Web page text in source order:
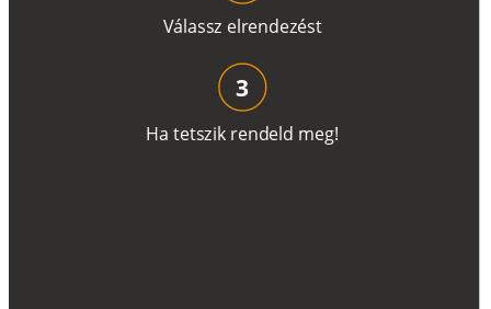
Válassz elrendezést
Ha tetszik rendeld meg!
3